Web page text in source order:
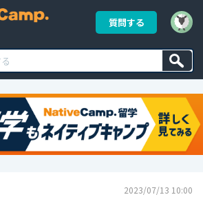
質問する
2023/07/13 10:00